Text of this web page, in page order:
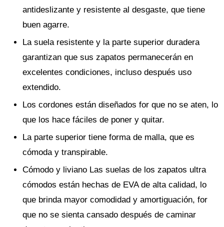
antideslizante y resistente al desgaste, que tiene
buen agarre.
La suela resistente y la parte superior duradera
garantizan que sus zapatos permanecerán en
excelentes condiciones, incluso después uso
extendido.
Los cordones están diseñados for que no se aten, lo
que los hace fáciles de poner y quitar.
La parte superior tiene forma de malla, que es
cómoda y transpirable.
Cómodo y liviano Las suelas de los zapatos ultra
cómodos están hechas de EVA de alta calidad, lo
que brinda mayor comodidad y amortiguación, for
que no se sienta cansado después de caminar